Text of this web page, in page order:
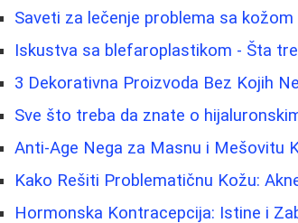
Saveti za lečenje problema sa
Iskustva sa blefaroplastikom - Šta
3 Dekorativna Proizvoda Bez Kojih
Sve što treba da znate o
Anti-Age Nega za Masnu i Mešovitu
Kako Rešiti Problematičnu Kožu:
Hormonska Kontracepcija: Istine i